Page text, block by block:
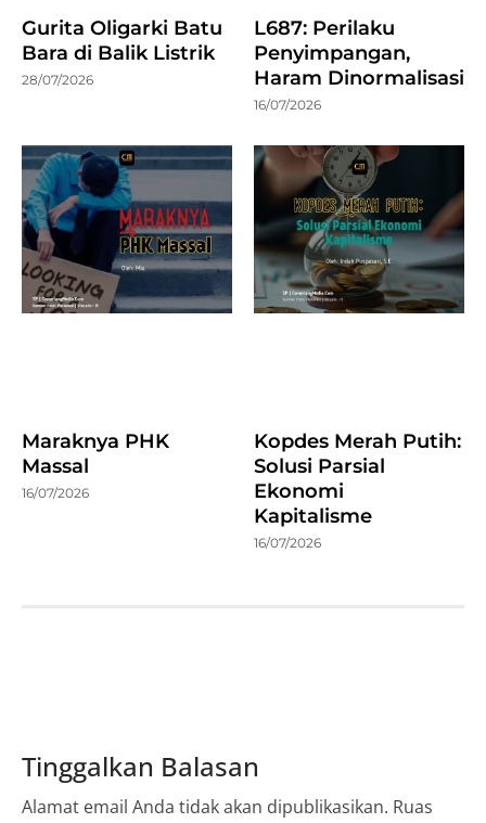
Gurita Oligarki Batu
Bara di Balik Listrik
28/07/2026
L687: Perilaku
Penyimpangan,
Haram Dinormalisasi
16/07/2026
Maraknya PHK
Massal
16/07/2026
Kopdes Merah Putih:
Solusi Parsial
Ekonomi
Kapitalisme
16/07/2026
Tinggalkan Balasan
Alamat email Anda tidak akan dipublikasikan. Ruas